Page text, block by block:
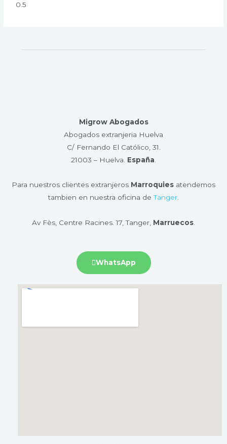
Migrow Abogados
Abogados extranjeria Huelva
C/ Fernando El Católico, 31.
21003 – Huelva​. España
Para nuestros clientes extranjeros Marroquies atendemos
tambien en nuestra oficina deTanger
Av Fès, Centre Racines. 17, Tanger, Marruecos
WhatsApp